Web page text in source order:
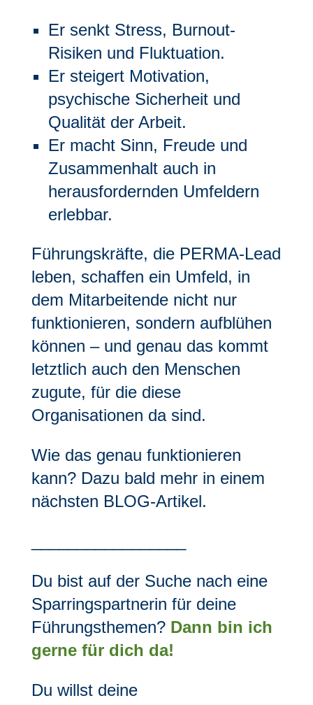
Er senkt Stress, Burnout-
Risiken und Fluktuation.
Er steigert Motivation,
psychische Sicherheit und
Qualität der Arbeit.
Er macht Sinn, Freude und
Zusammenhalt auch in
herausfordernden Umfeldern
erlebbar.
Führungskräfte, die PERMA-Lead
leben, schaffen ein Umfeld, in
dem Mitarbeitende nicht nur
funktionieren, sondern aufblühen
können – und genau das kommt
letztlich auch den Menschen
zugute, für die diese
Organisationen da sind.
Wie das genau funktionieren
kann? Dazu bald mehr in einem
nächsten BLOG-Artikel.
Du bist auf der Suche nach eine
Sparringspartnerin für deine
Führungsthemen? Dann bin ich
gerne für dich da!
Du willst deine